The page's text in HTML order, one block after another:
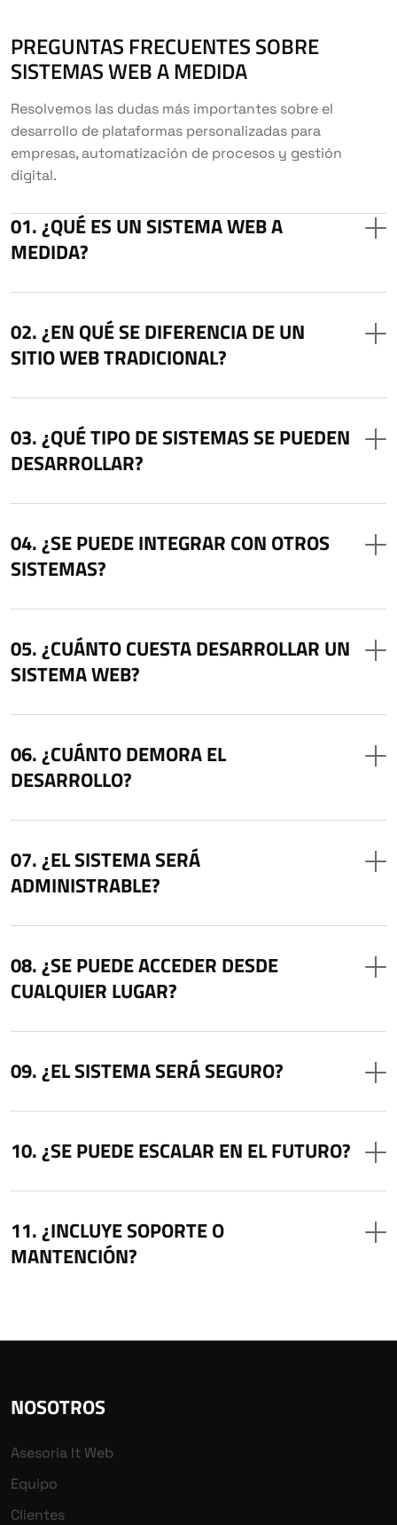
PREGUNTAS FRECUENTES SOBRE
SISTEMAS WEB A MEDIDA
Resolvemos las dudas más importantes sobre el
desarrollo de plataformas personalizadas para
empresas, automatización de procesos y gestión
digital.
¿QUÉ ES UN SISTEMA WEB A
MEDIDA?
¿EN QUÉ SE DIFERENCIA DE UN
SITIO WEB TRADICIONAL?
¿QUÉ TIPO DE SISTEMAS SE PUEDEN
DESARROLLAR?
¿SE PUEDE INTEGRAR CON OTROS
SISTEMAS?
¿CUÁNTO CUESTA DESARROLLAR UN
SISTEMA WEB?
¿CUÁNTO DEMORA EL
DESARROLLO?
¿EL SISTEMA SERÁ
ADMINISTRABLE?
¿SE PUEDE ACCEDER DESDE
CUALQUIER LUGAR?
¿EL SISTEMA SERÁ SEGURO?
¿SE PUEDE ESCALAR EN EL FUTURO?
¿INCLUYE SOPORTE O
MANTENCIÓN?
NOSOTROS
Asesoria It Web
Equipo
Clientes